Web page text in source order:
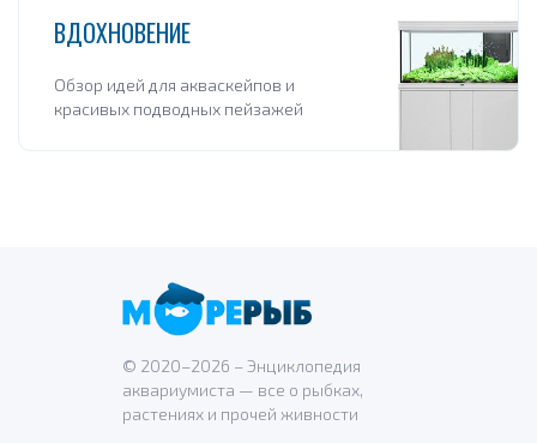
ВДОХНОВЕНИЕ
Обзор идей для акваскейпов и
красивых подводных пейзажей
© 2020–2026 – Энциклопедия
аквариумиста — все о рыбках,
растениях и прочей живности